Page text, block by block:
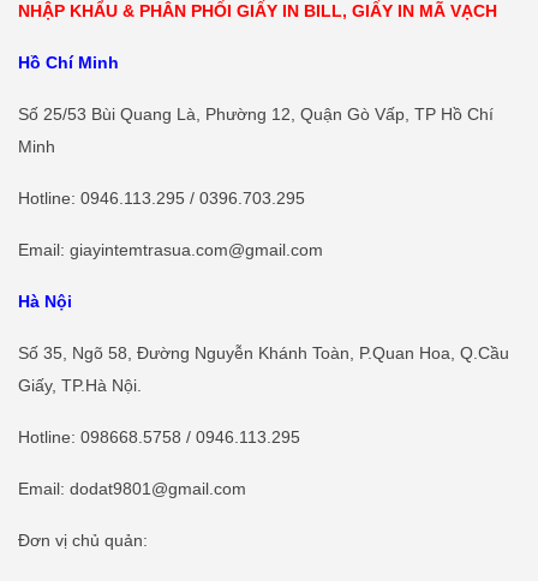
NHẬP KHẨU & PHÂN PHỐI GIẤY IN BILL, GIẤY IN MÃ VẠCH
Hồ Chí Minh
Số 25/53 Bùi Quang Là, Phường 12, Quận Gò Vấp, TP Hồ Chí
Minh
Hotline: 0946.113.295 / 0396.703.295
Email: giayintemtrasua.com@gmail.com
Hà Nội
Số 35, Ngõ 58, Đường Nguyễn Khánh Toàn, P.Quan Hoa, Q.Cầu
Giấy, TP.Hà Nội.
Hotline: 098668.5758 / 0946.113.295
Email: dodat9801@gmail.com
Đơn vị chủ quản: